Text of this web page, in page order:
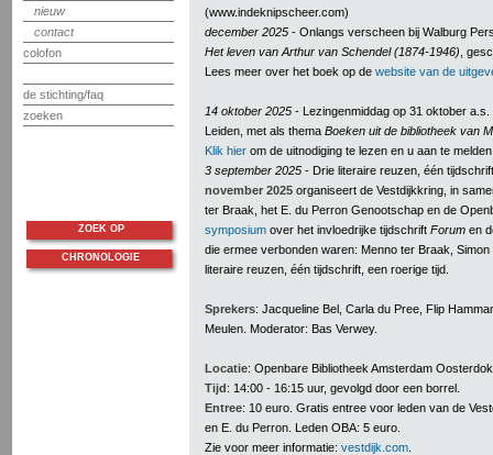
nieuw
contact
colofon
de stichting/faq
zoeken
(www.indeknipscheer.com)
december 2025 - Onlangs verscheen bij Walburg
Het leven van Arthur van Schendel (1874-1946) ,
Lees meer over het boek op de website van de
14 oktober 2025 - Lezingenmiddag op 31 oktober
Leiden, met als thema Boeken uit de bibliotheek van
Klik hier om de uitnodiging te lezen en u aan te
3 september 2025 - Drie literaire reuzen, één
november 2025 organiseert de Vestdijkkring, in
ter Braak, het E. du Perron Genootschap en de
symposium over het invloedrijke tijdschrift Forum en
die ermee verbonden waren: Menno ter Braak,
literaire reuzen, één tijdschrift, een roerige tijd.
Sprekers: Jacqueline Bel, Carla du Pree, Flip
Meulen. Moderator: Bas Verwey.
Locatie: Openbare Bibliotheek Amsterdam
Tijd: 14:00 - 16:15 uur, gevolgd door een borrel.
Entree: 10 euro. Gratis entree voor leden van de
en E. du Perron. Leden OBA: 5 euro.
Zie voor meer informatie: vestdijk.com
ZOEK OP
CHRONOLOGIE